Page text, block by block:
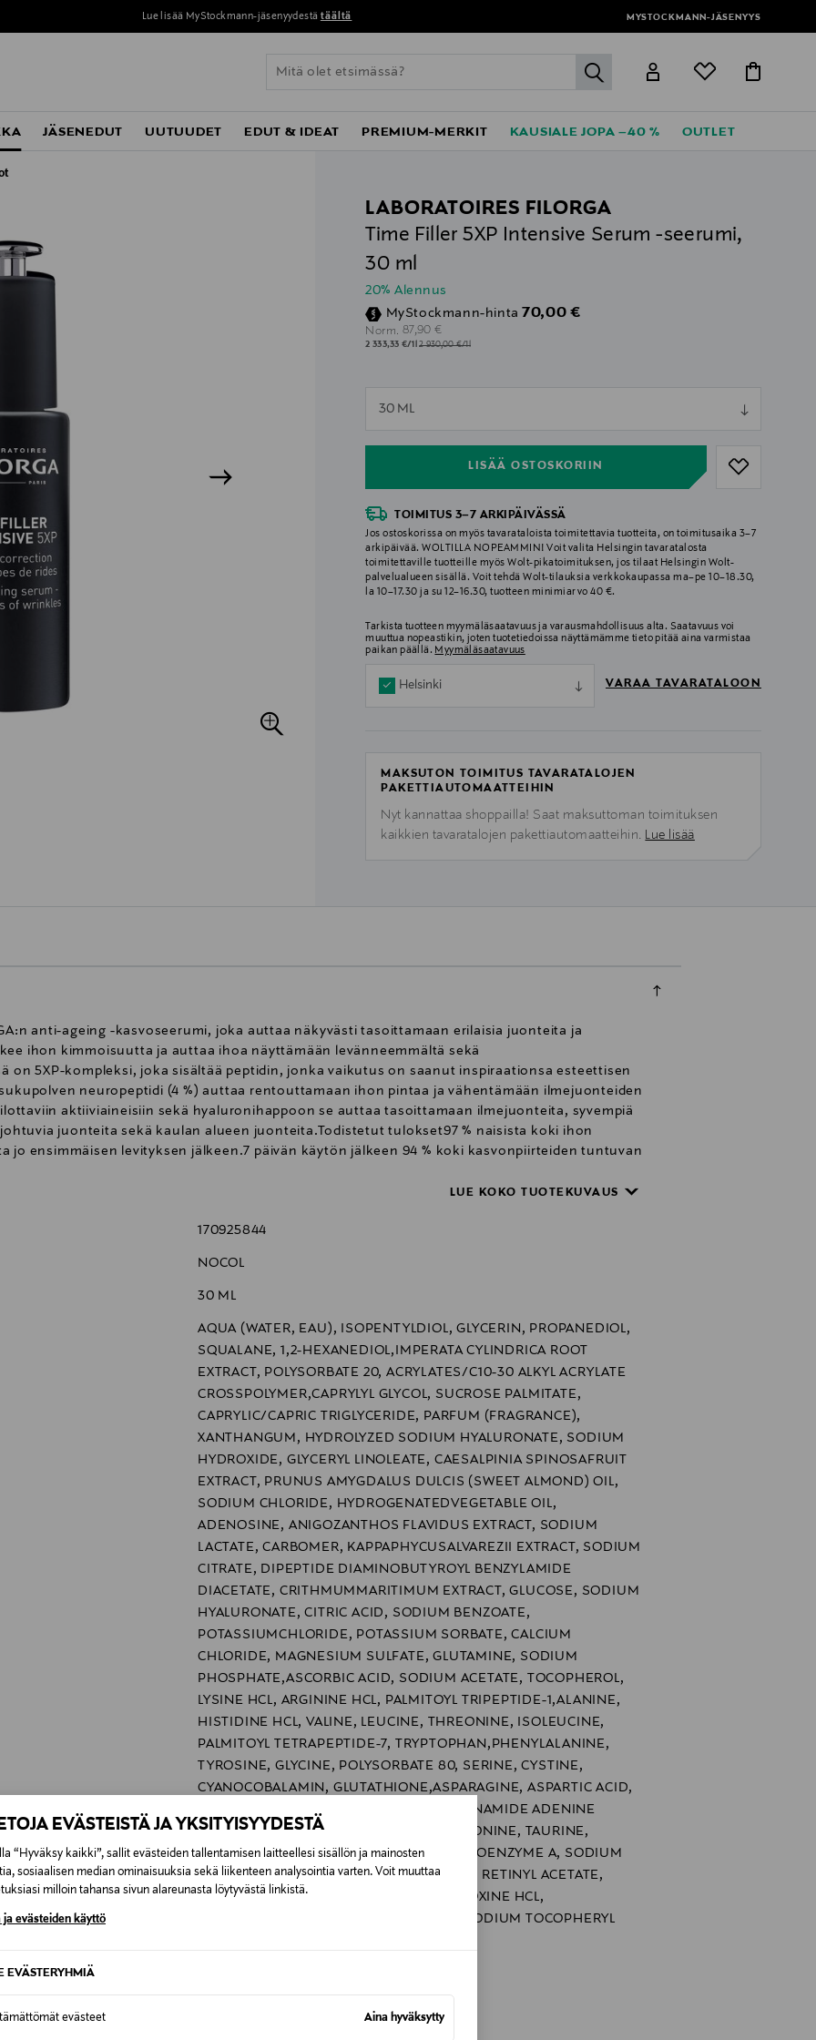
EVÄSTEISTÄ JA YKSITYISYYDESTÄ
“Hyväksy kaikki”, sallit evästeiden tallentamisen laitteellesi sisällön ja mainosten
sosiaalisen median ominaisuuksia sekä liikenteen analysointia varten. Voit muuttaa
milloin tahansa sivun alareunasta löytyvästä linkistä.
ja evästeiden käyttö
EVÄSTERYHMIÄ
evästeet Aina hyväksytty
Lue lisää MyStockmann-jäsenyydestä täältä MYSTOCKMANN-JÄSENYYS
label.header.go
JÄSENEDUT UUTUUDET EDUT & IDEAT PREMIUM-MERKIT KAUSIALE JOPA –40 % OUTLET
LABORATOIRES FILORGA
Time Filler 5XP Intensive Serum -seerumi,
30 ml
20% Alennus
MyStockmann-hinta Discounted Price
70,00 €
Norm. Original Price
87,90 €
2 333,33 €/1l2 930,00 €/1l
30 ML
LISÄÄ OSTOSKORIIN
null
TOIMITUS 3–7 ARKIPÄIVÄSSÄ
Jos ostoskorissa on myös tavarataloista toimitettavia tuotteita, on toimitusaika 3–7
arkipäivää. WOLTILLA NOPEAMMIN! Voit valita Helsingin tavaratalosta
toimitettaville tuotteille myös Wolt-pikatoimituksen, jos tilaat Helsingin Wolt-
palvelualueen sisällä. Voit tehdä Wolt-tilauksia verkkokaupassa ma–pe 10–18.30,
la 10–17.30 ja su 12–16.30, tuotteen minimiarvo 40 €.
Tarkista tuotteen myymäläsaatavuus ja varausmahdollisuus alta. Saatavuus voi
muuttua nopeastikin, joten tuotetiedoissa näyttämämme tieto pitää aina varmistaa
paikan päällä. Myymäläsaatavuus
Helsinki VARAA TAVARATALOON
MAKSUTON TOIMITUS TAVARATALOJEN
PAKETTIAUTOMAATTEIHIN
Nyt kannattaa shoppailla! Saat maksuttoman toimituksen
kaikkien tavaratalojen pakettiautomaatteihin. Lue lisää
anti-ageing -kasvoseerumi, joka auttaa näkyvästi tasoittamaan erilaisia juonteita ja
ihon kimmoisuutta ja auttaa ihoa näyttämään levänneemmältä sekä
on 5XP-kompleksi, joka sisältää peptidin, jonka vaikutus on saanut inspiraationsa esteettisen
neuropeptidi (4 %) auttaa rentouttamaan ihon pintaa ja vähentämään ilmejuonteiden
aktiiviaineisiin sekä hyaluronihappoon se auttaa tasoittamaan ilmejuonteita, syvempiä
juonteita sekä kaulan alueen juonteita.Todistetut tulokset97 % naisista koki ihon
jo ensimmäisen levityksen jälkeen.7 päivän käytön jälkeen 94 % koki kasvonpiirteiden tuntuvan
miellyttävästi ja siinä on FILORGA:n tunnusomainen tuoksuyhdistelmä, jossa yhdistyvät
todistettu.Dermatologisesti testattu.(1) Kliininen tutkimus – 30 henkilöä – tulokset 1, 7 ja
LUE KOKO TUOTEKUVAUS
170925844
NOCOL
30 ML
AQUA (WATER, EAU), ISOPENTYLDIOL, GLYCERIN, PROPANEDIOL,
SQUALANE, 1,2-HEXANEDIOL,IMPERATA CYLINDRICA ROOT
EXTRACT, POLYSORBATE 20, ACRYLATES/C10-30 ALKYL ACRYLATE
CROSSPOLYMER,CAPRYLYL GLYCOL, SUCROSE PALMITATE,
CAPRYLIC/CAPRIC TRIGLYCERIDE, PARFUM (FRAGRANCE),
XANTHANGUM, HYDROLYZED SODIUM HYALURONATE, SODIUM
HYDROXIDE, GLYCERYL LINOLEATE, CAESALPINIA SPINOSAFRUIT
EXTRACT, PRUNUS AMYGDALUS DULCIS (SWEET ALMOND) OIL,
SODIUM CHLORIDE, HYDROGENATEDVEGETABLE OIL,
ADENOSINE, ANIGOZANTHOS FLAVIDUS EXTRACT, SODIUM
LACTATE, CARBOMER, KAPPAPHYCUSALVAREZII EXTRACT, SODIUM
CITRATE, DIPEPTIDE DIAMINOBUTYROYL BENZYLAMIDE
DIACETATE, CRITHMUMMARITIMUM EXTRACT, GLUCOSE, SODIUM
HYALURONATE, CITRIC ACID, SODIUM BENZOATE,
POTASSIUMCHLORIDE, POTASSIUM SORBATE, CALCIUM
CHLORIDE, MAGNESIUM SULFATE, GLUTAMINE, SODIUM
PHOSPHATE,ASCORBIC ACID, SODIUM ACETATE, TOCOPHEROL,
LYSINE HCL, ARGININE HCL, PALMITOYL TRIPEPTIDE-1,ALANINE,
HISTIDINE HCL, VALINE, LEUCINE, THREONINE, ISOLEUCINE,
PALMITOYL TETRAPEPTIDE-7, TRYPTOPHAN,PHENYLALANINE,
TYROSINE, GLYCINE, POLYSORBATE 80, SERINE, CYSTINE,
CYANOCOBALAMIN, GLUTATHIONE,ASPARAGINE, ASPARTIC ACID,
ORNITHINE HCL, GLUTAMIC ACID, NICOTINAMIDE ADENINE
DINUCLEOTIDE, BIOTIN,PROLINE, METHIONINE, TAURINE,
HYDROXYPROLINE, GLUCOSAMINE HCL, COENZYME A, SODIUM
GLUCURONATE,THIAMINE DIPHOSPHATE, RETINYL ACETATE,
INOSITOL, NIACIN, NIACINAMIDE, PYRIDOXINE HCL,
CALCIUMPANTOTHENATE, RIBOFLAVIN, SODIUM TOCOPHERYL